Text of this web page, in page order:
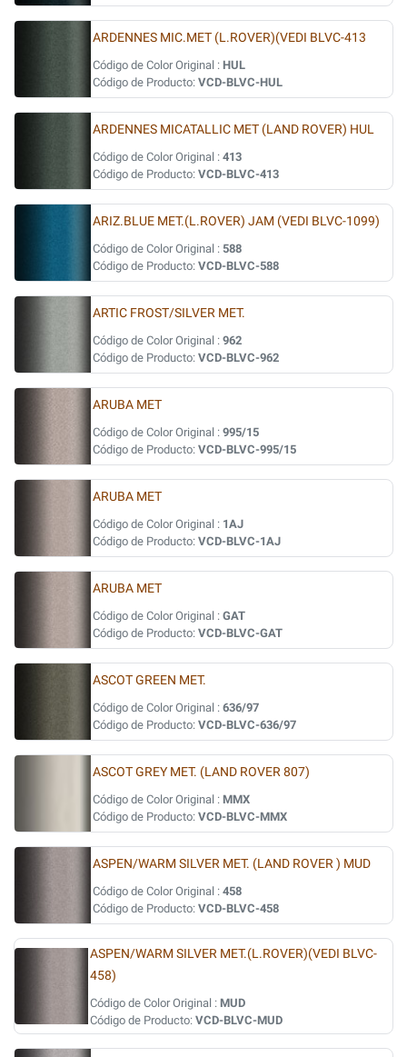
ARDENNES MIC.MET (L.ROVER)(VEDI BLVC-413
Código de Color Original : HUL
Código de Producto: VCD-BLVC-HUL
ARDENNES MICATALLIC MET (LAND ROVER) HUL
Código de Color Original : 413
Código de Producto: VCD-BLVC-413
ARIZ.BLUE MET.(L.ROVER) JAM (VEDI BLVC-1099)
Código de Color Original : 588
Código de Producto: VCD-BLVC-588
ARTIC FROST/SILVER MET.
Código de Color Original : 962
Código de Producto: VCD-BLVC-962
ARUBA MET
Código de Color Original : 995/15
Código de Producto: VCD-BLVC-995/15
ARUBA MET
Código de Color Original : 1AJ
Código de Producto: VCD-BLVC-1AJ
ARUBA MET
Código de Color Original : GAT
Código de Producto: VCD-BLVC-GAT
ASCOT GREEN MET.
Código de Color Original : 636/97
Código de Producto: VCD-BLVC-636/97
ASCOT GREY MET. (LAND ROVER 807)
Código de Color Original : MMX
Código de Producto: VCD-BLVC-MMX
ASPEN/WARM SILVER MET. (LAND ROVER ) MUD
Código de Color Original : 458
Código de Producto: VCD-BLVC-458
ASPEN/WARM SILVER MET.(L.ROVER)(VEDI BLVC-
458)
Código de Color Original : MUD
Código de Producto: VCD-BLVC-MUD